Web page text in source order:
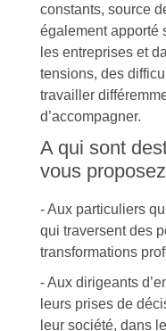
constants, source
également apporté
les entreprises et
tensions, des
travailler
d’accompagner.
A qui sont
vous
- Aux particuliers
qui traversent des
transformations
- Aux dirigeants
leurs prises de
leur société, dans